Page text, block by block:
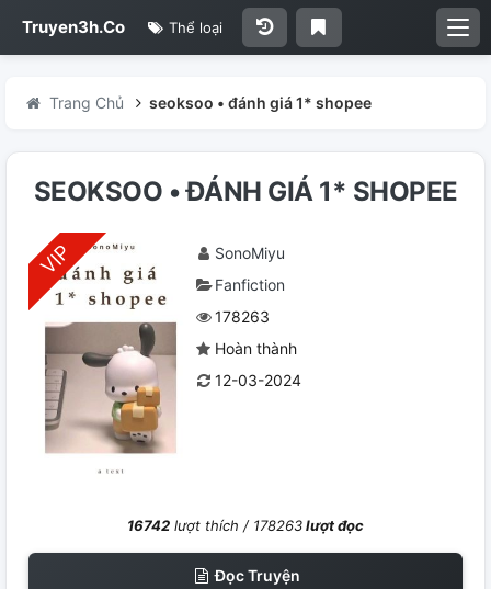
Truyen3h.Co Thể loại
Trang Chủ seoksoo • đánh giá 1* shopee
SEOKSOO • ĐÁNH GIÁ 1* SHOPEE
SonoMiyu
Fanfiction
178263
Hoàn thành
12-03-2024
16742 lượt thích / 178263lượt đọc
Đọc Truyện